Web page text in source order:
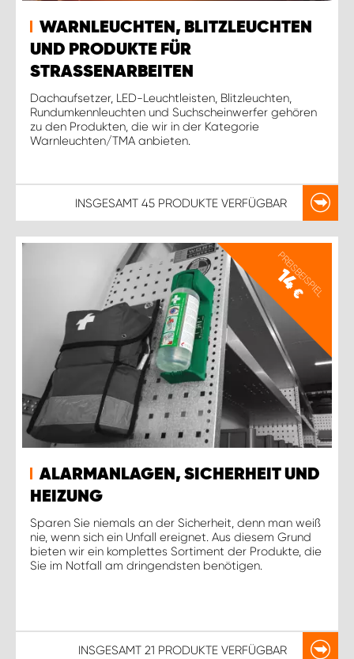
WARNLEUCHTEN, BLITZLEUCHTEN
UND PRODUKTE FÜR
STRASSENARBEITEN
Dachaufsetzer, LED-Leuchtleisten, Blitzleuchten,
Rundumkennleuchten und Suchscheinwerfer gehören
zu den Produkten, die wir in der Kategorie
Warnleuchten/TMA anbieten.
INSGESAMT 45 PRODUKTE VERFÜGBAR
PREISBEISPIEL
14
€
ALARMANLAGEN, SICHERHEIT UND
HEIZUNG
Sparen Sie niemals an der Sicherheit, denn man weiß
nie, wenn sich ein Unfall ereignet. Aus diesem Grund
bieten wir ein komplettes Sortiment der Produkte, die
Sie im Notfall am dringendsten benötigen.
INSGESAMT 21 PRODUKTE VERFÜGBAR